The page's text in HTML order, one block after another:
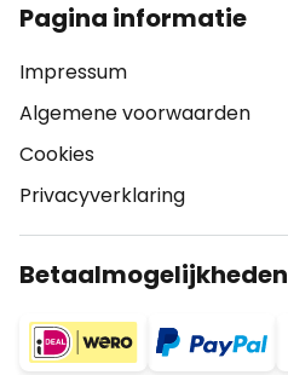
Pagina informatie
Impressum
Algemene voorwaarden
Cookies
Privacyverklaring
Betaalmogelijkheden